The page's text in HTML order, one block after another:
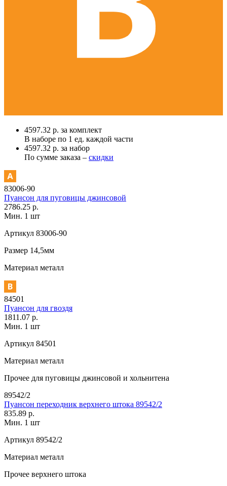
4597.32 р. за комплект
В наборе по 1 ед. каждой части
4597.32 р. за набор
По сумме заказа – скидки
83006-90
Пуансон для пуговицы джинсовой
2786.25 р.
Мин. 1 шт
Артикул 83006-90
Размер 14,5мм
Материал металл
84501
Пуансон для гвоздя
1811.07 р.
Мин. 1 шт
Артикул 84501
Материал металл
Прочее для пуговицы джинсовой и хольнитена
89542/2
Пуансон переходник верхнего штока 89542/2
835.89 р.
Мин. 1 шт
Артикул 89542/2
Материал металл
Прочее верхнего штока